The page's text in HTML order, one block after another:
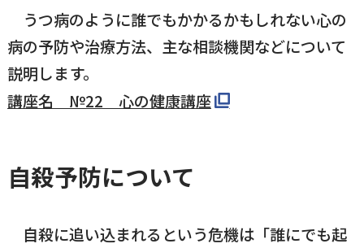
うつ病のように誰でもかかるかもしれない心の
病の予防や治療方法、主な相談機関などについて
説明します。
講座名 №22 心の健康講座
自殺予防について
自殺に追い込まれるという危機は「誰にでも起